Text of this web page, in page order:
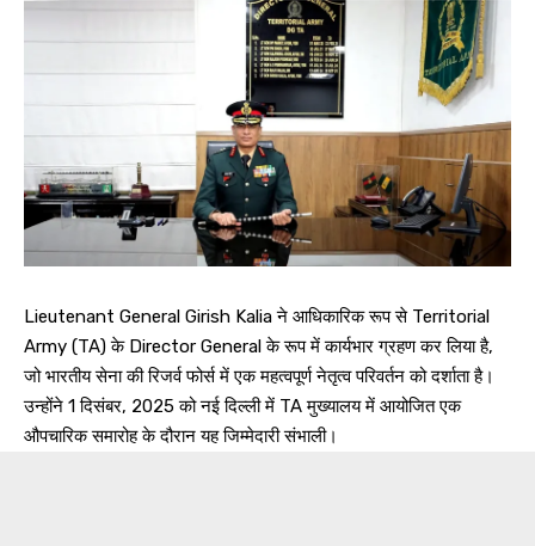
Lieutenant General Girish Kalia ने आधिकारिक रूप से Territorial
Army (TA) के Director General के रूप में कार्यभार ग्रहण कर लिया है,
जो भारतीय सेना की रिजर्व फोर्स में एक महत्वपूर्ण नेतृत्व परिवर्तन को दर्शाता है।
उन्होंने 1 दिसंबर, 2025 को नई दिल्ली में TA मुख्यालय में आयोजित एक
औपचारिक समारोह के दौरान यह जिम्मेदारी संभाली।